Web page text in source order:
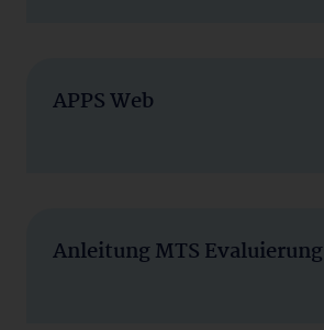
APPS Web
Anleitung MTS Evaluierung